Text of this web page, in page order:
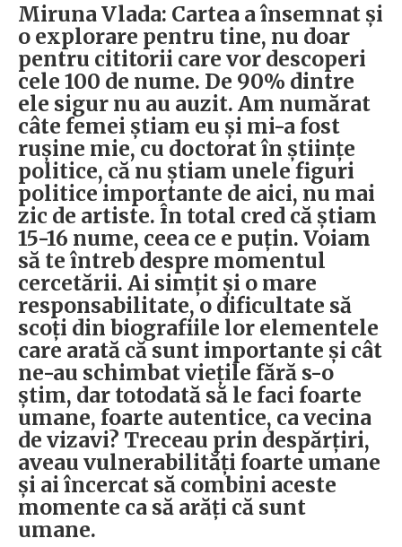
Miruna Vlada: Cartea a însemnat și
o explorare pentru tine, nu doar
pentru cititorii care vor descoperi
cele 100 de nume. De 90% dintre
ele sigur nu au auzit. Am numărat
câte femei știam eu și mi-a fost
rușine mie, cu doctorat în științe
politice, că nu știam unele figuri
politice importante de aici, nu mai
zic de artiste. În total cred că știam
15-16 nume, ceea ce e puțin. Voiam
să te întreb despre momentul
cercetării. Ai simțit și o mare
responsabilitate, o dificultate să
scoți din biografiile lor elementele
care arată că sunt importante și cât
ne-au schimbat viețile fără s-o
știm, dar totodată să le faci foarte
umane, foarte autentice, ca vecina
de vizavi? Treceau prin despărțiri,
aveau vulnerabilități foarte umane
și ai încercat să combini aceste
momente ca să arăți că sunt
umane.